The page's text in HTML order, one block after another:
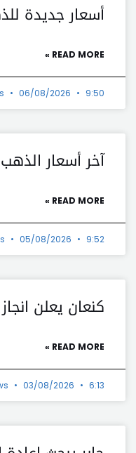
أسعار جديدة
READ MORE »
06/08/2026 9:50 ص
آخر أسعار
READ MORE »
05/08/2026 9:52 ص
كنعان يعلن
READ MORE »
03/08/2026 6:13 م